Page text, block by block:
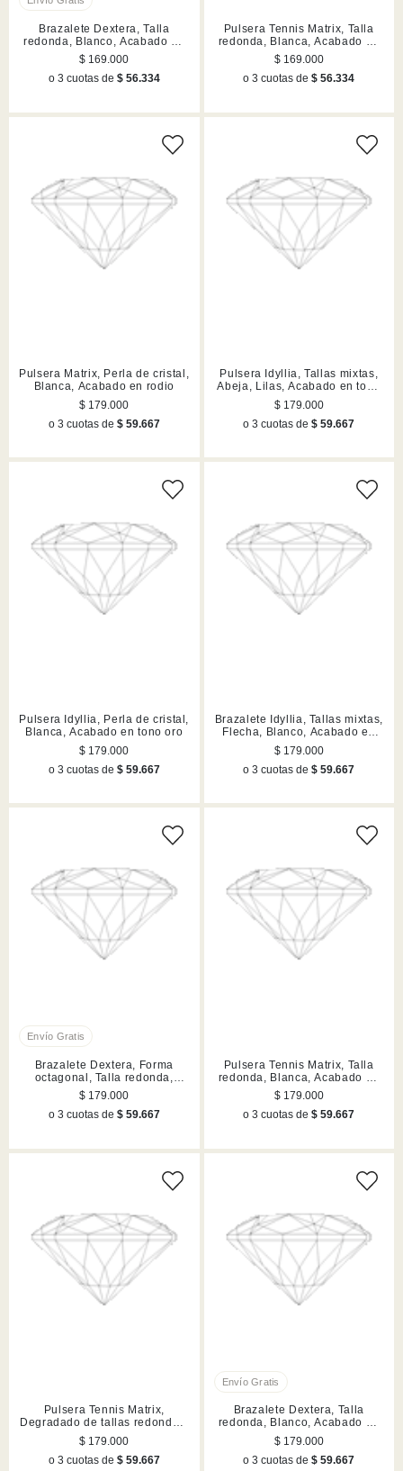
Brazalete Dextera, Talla
redonda, Blanco, Acabado en
rodio
$ 169.000
o 3 cuotas de $ 56.334
Pulsera Tennis Matrix, Talla
redonda, Blanca, Acabado en
rodio
$ 169.000
o 3 cuotas de$ 56.334
Pulsera Matrix, Perla de cristal,
Blanca, Acabado en rodio
$ 179.000
o 3 cuotas de $ 59.667
Pulsera Idyllia, Tallas mixtas,
Abeja, Lilas, Acabado en tono
oro
$ 179.000
o 3 cuotas de$ 59.667
Pulsera Idyllia, Perla de cristal,
Blanca, Acabado en tono oro
$ 179.000
o 3 cuotas de $ 59.667
Brazalete Idyllia, Tallas mixtas,
Flecha, Blanco, Acabado en
rodio
$ 179.000
o 3 cuotas de$ 59.667
Brazalete Dextera, Forma
octagonal, Talla redonda,
Blanco, Acabado en rutenio
$ 179.000
o 3 cuotas de $ 59.667
Pulsera Tennis Matrix, Talla
redonda, Blanca, Acabado en
tono oro rosa
$ 179.000
o 3 cuotas de$ 59.667
Pulsera Tennis Matrix,
Degradado de tallas redondas,
Blanca, Acabado en rodio
$ 179.000
o 3 cuotas de $ 59.667
Brazalete Dextera, Talla
redonda, Blanco, Acabado en
tono oro rosa
$ 179.000
o 3 cuotas de$ 59.667